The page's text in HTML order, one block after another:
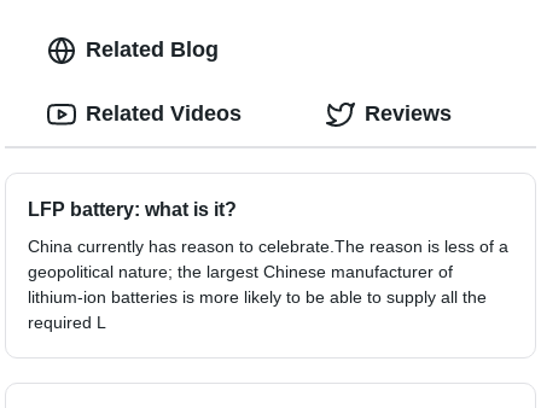
Related Blog
LFP battery: what is it?
China currently has reason to celebrate.The reason is less of a
geopolitical nature; the largest Chinese manufacturer of
lithium-ion batteries is more likely to be able to supply all the
required L
Related Videos Reviews